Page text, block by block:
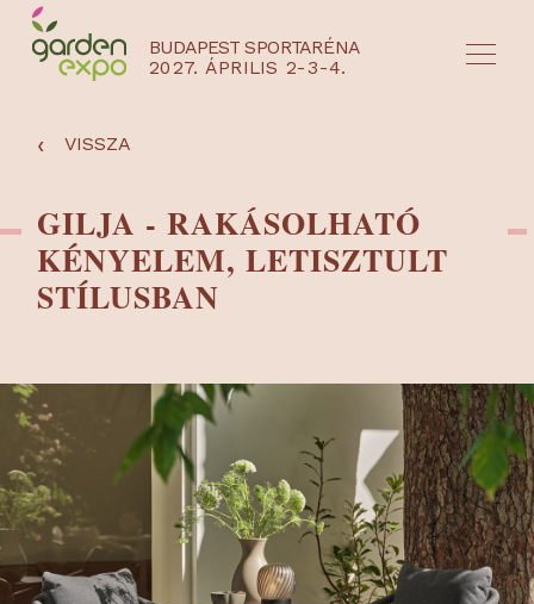
BUDAPEST SPORTARÉNA
2027. ÁPRILIS 2-3-4.
NYEREMÉNYJÁTÉK / REGISZTRÁCIÓ
‹ VISSZA
GILJA - RAKÁSOLHATÓ
KÉNYELEM, LETISZTULT
STÍLUSBAN